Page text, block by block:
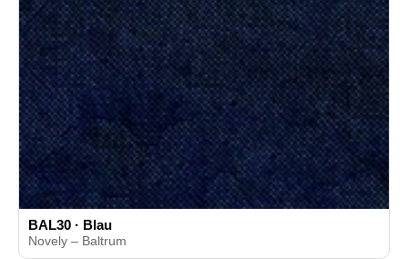
BAL30 · Blau
Novely – Baltrum